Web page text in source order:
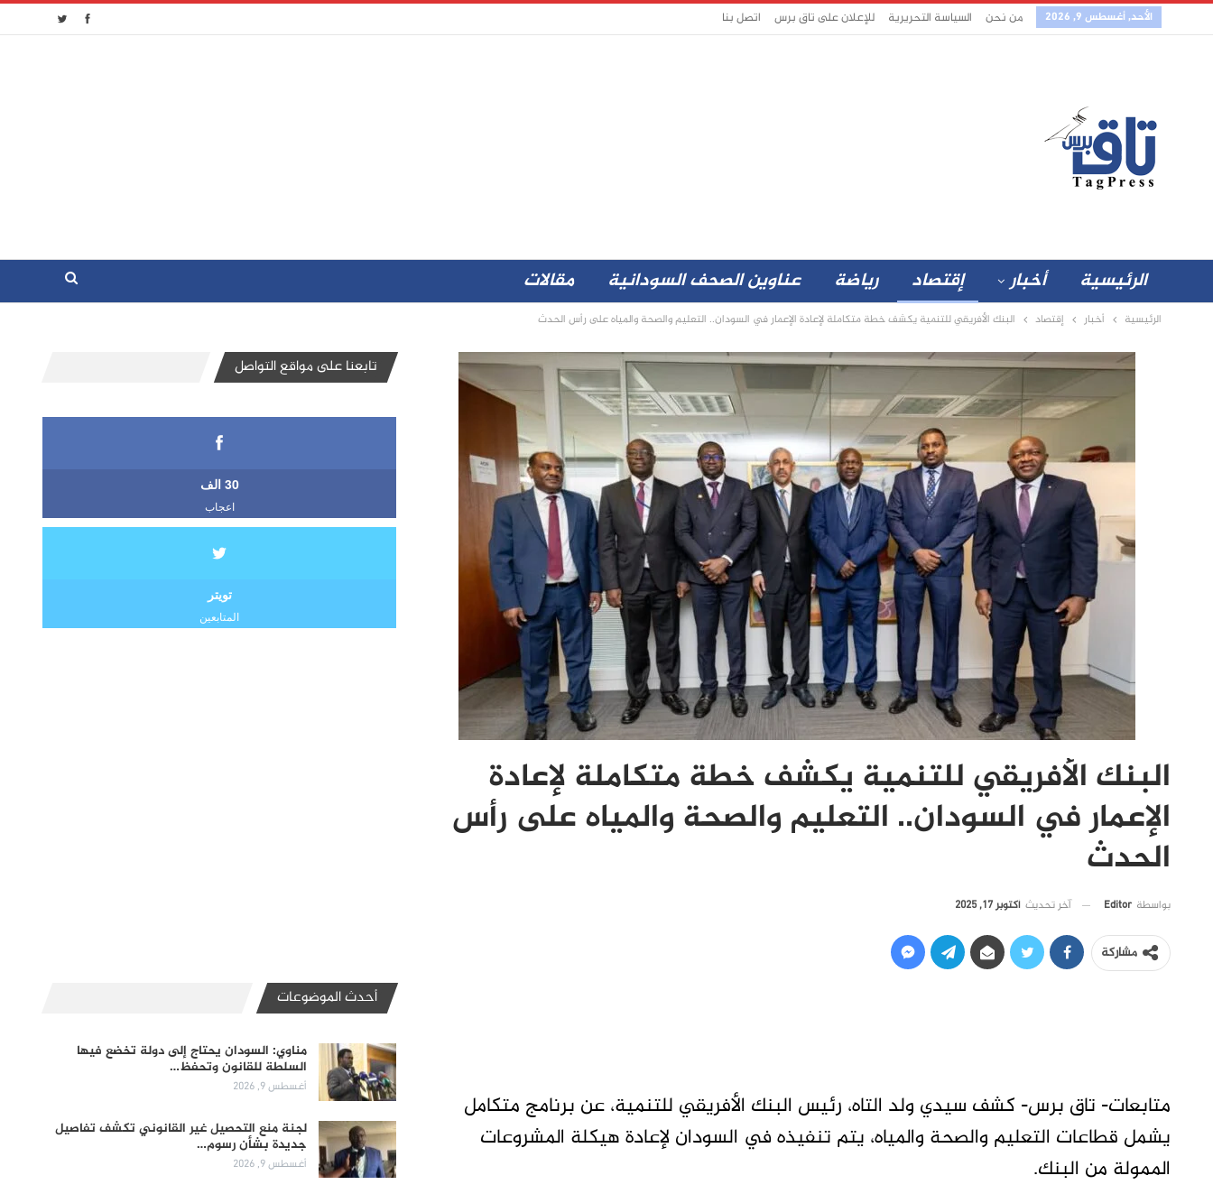
الأحد, أغسطس 9, 2026 من نحن السياسة التحريرية للإعلان على تاق برس اتصل بنا
الرئيسية أخبار إقتصاد رياضة عناوين الصحف السودانية مقالات
الرئيسية أخبار إقتصاد البنك الأفريقي للتنمية يكشف خطة متكاملة لإعادة الإعمار في السودان.. التعليم والصحة والمياه على رأس الحدث
البنك الأفريقي للتنمية يكشف خطة متكاملة لإعادة
الإعمار في السودان.. التعليم والصحة والمياه على رأس
الحدث
بواسطة Editor آخر تحديث أكتوبر 17, 2025
مشاركة
متابعات- تاق برس- كشف سيدي ولد التاه، رئيس البنك الأفريقي للتنمية، عن برنامج متكامل
يشمل قطاعات التعليم والصحة والمياه، يتم تنفيذه في السودان لإعادة هيكلة المشروعات
الممولة من البنك.
تابعنا على مواقع التواصل
30 الف
اعجاب
تويتر
المتابعين
أحدث الموضوعات
مناوي: السودان يحتاج إلى دولة تخضع فيها
السلطة للقانون وتحفظ…
أغسطس 9, 2026
لجنة منع التحصيل غير القانوني تكشف تفاصيل
جديدة بشأن رسوم…
أغسطس 9, 2026